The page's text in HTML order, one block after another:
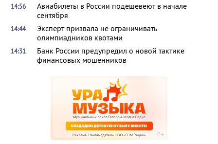
14:56
Авиабилеты в России подешевеют в начале
сентября
14:44
Эксперт призвала не ограничивать
олимпиадников квотами
14:31
Банк России предупредил о новой тактике
финансовых мошенников